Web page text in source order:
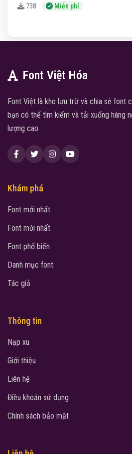
738 Miễn phí
Font Việt Hóa
Font Việt là kho lưu trữ và chia sẻ font
bạn có thể tìm kiếm và tải xuống hàng
lượng cao.
Khám phá
Font mới nhất
Font mới nhất
Font phổ biến
Danh mục font
Tác giả
Thông tin
Nạp xu
Giới thiệu
Liên hệ
Điều khoản sử dụng
Chính sách bảo mật